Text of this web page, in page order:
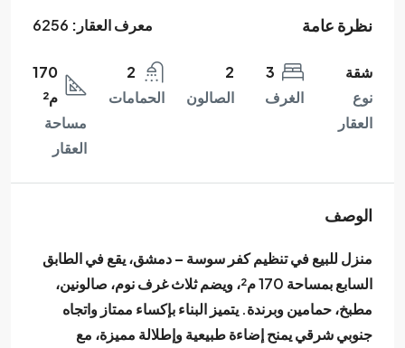
نظرة عامة معرف العقار:
شقة
نوع
العقار
3
الغرف
2
الصالون
2
الحمامات
170
م²
مساحة
العقار
الوصف
منزل للبيع فيتنظيم كفر سوسة – دمشق، يقع في الطابق
السابع بمساحة 170 م²، ويضم ثلاث غرف نوم، صالونين،
مطبخ، حمامين وبرندة. يتميز البناء بإكساء ممتاز واتجاه
جنوبي شرقي يمنح إضاءة طبيعية وإطلالة مميزة، مع